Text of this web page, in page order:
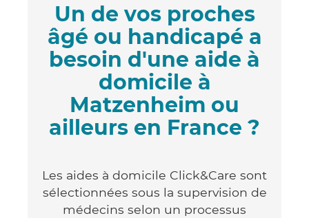
Un de vos proches
âgé ou handicapé a
besoin d'une aide à
domicile à
Matzenheim ou
ailleurs en France ?
Les aides à domicile Click&Care sont
sélectionnées sous la supervision de
médecins selon un processus